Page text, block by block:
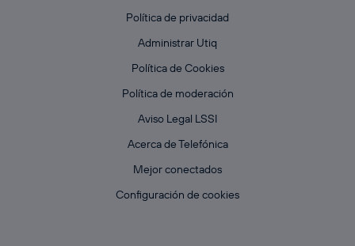
Política de privacidad
Administrar Utiq
Política de Cookies
Política de moderación
Aviso Legal LSSI
Acerca de Telefónica
Mejor conectados
Configuración de cookies